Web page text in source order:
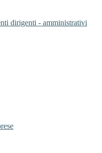
dirigenti - amministrativi